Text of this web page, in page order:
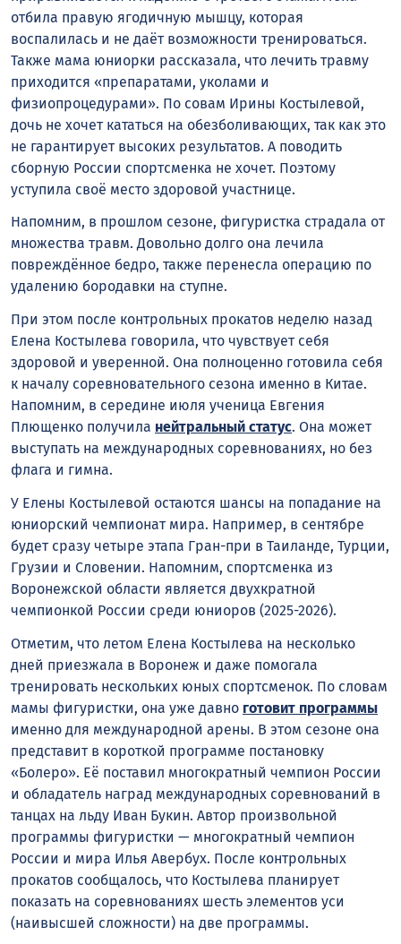
отбила правую ягодичную мышцу, которая
воспалилась и не даëт возможности тренироваться.
Также мама юниорки рассказала, что лечить травму
приходится «препаратами, уколами и
физиопроцедурами». По совам Ирины Костылевой,
дочь не хочет кататься на обезболивающих, так как это
не гарантирует высоких результатов. А поводить
сборную России спортсменка не хочет. Поэтому
уступила своё место здоровой участнице.
Напомним, в прошлом сезоне, фигуристка страдала от
множества травм. Довольно долго она лечила
повреждённое бедро, также перенесла операцию по
удалению бородавки на ступне.
При этом после контрольных прокатов неделю назад
Елена Костылева говорила, что чувствует себя
здоровой и уверенной. Она полноценно готовила себя
к началу соревновательного сезона именно в Китае.
Напомним, в середине июля ученица Евгения
Плющенко получила нейтральный статус. Она может
выступать на международных соревнованиях, но без
флага и гимна.
У Елены Костылевой остаются шансы на попадание на
юниорский чемпионат мира. Например, в сентябре
будет сразу четыре этапа Гран-при в Таиланде, Турции,
Грузии и Словении. Напомним, спортсменка из
Воронежской области является двухкратной
чемпионкой России среди юниоров (2025-2026).
Отметим, что летом Елена Костылева на несколько
дней приезжала в Воронеж и даже помогала
тренировать нескольких юных спортсменок. По словам
мамы фигуристки, она уже давно готовит программы
именно для международной арены. В этом сезоне она
представит в короткой программе постановку
«Болеро». Её поставил многократный чемпион России
и обладатель наград международных соревнований в
танцах на льду Иван Букин. Автор произвольной
программы фигуристки — многократный чемпион
России и мира Илья Авербух. После контрольных
прокатов сообщалось, что Костылева планирует
показать на соревнованиях шесть элементов уси
(наивысшей сложности) на две программы.